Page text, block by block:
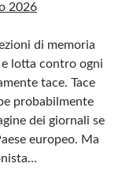
un prodotto editoriale ai
comunque cancellati quelli
terzi, di genere spam,
rispetto delle norme sulla
da Internet e, pertanto,
violasse eventuali
e saranno
dei siti collegati
a variazioni nel tempo.
2026
di memoria
lotta contro ogni
tace. Tace
probabilmente
dei giornali se
europeo. Ma